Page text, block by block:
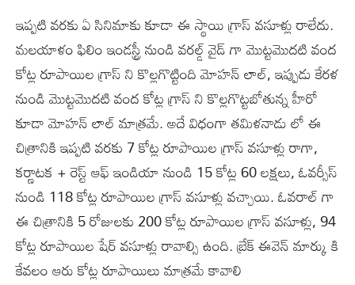
ఇప్పటి వరకు ఏ సినిమాకు కూడా ఈ స్థాయి గ్రాస్ వసూళ్లు రాలేదు.
మలయాళం ఫిలిం ఇండస్ట్రీ నుండి వరల్డ్ వైడ్ గా మొట్టమొదటి వంద
కోట్ల రూపాయిల గ్రాస్ ని కొల్లగొట్టింది మోహన్ లాల్, ఇప్పుడు కేరళ
నుండి మొట్టమొదటి వంద కోట్ల గ్రాస్ ని కొల్లగొట్టబోతున్న హీరో
కూడా మోహన్ లాల్ మాత్రమే. అదే విధంగా తమిళనాడు లో ఈ
చిత్రానికి ఇప్పటి వరకు 7 కోట్ల రూపాయిల గ్రాస్ వసూళ్లు రాగా,
కర్ణాటక + రెస్ట్ ఆఫ్ ఇండియా నుండి 15 కోట్ల 60 లక్షలు, ఓవర్సీస్
నుండి 118 కోట్ల రూపాయిల గ్రాస్ వసూళ్లు వచ్చాయి. ఓవరాల్ గా
ఈ చిత్రానికి 5 రోజులకు 200 కోట్ల రూపాయిల గ్రాస్ వసూళ్లు, 94
కోట్ల రూపాయిల షేర్ వసూళ్లు రావాల్సి ఉంది. బ్రేక్ ఈవెన్ మార్కు కి
కేవలం ఆరు కోట్ల రూపాయిలు మాత్రమే కావాలి